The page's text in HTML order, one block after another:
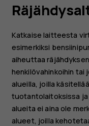
Katkaise laitteesta
esimerkiksi
aiheuttaa
henkilövahinkoihin tai
alueilla, joilla
tuotantolaitoksissa
alueita ei aina ole
alueet, joilla